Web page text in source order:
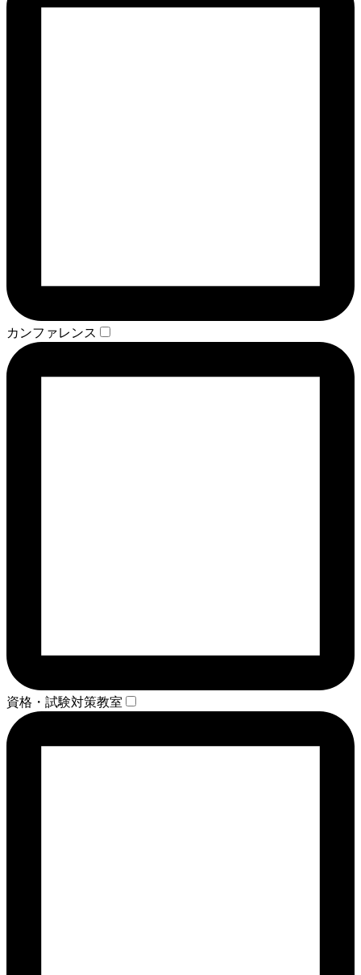
カンファレンス
資格・試験対策教室